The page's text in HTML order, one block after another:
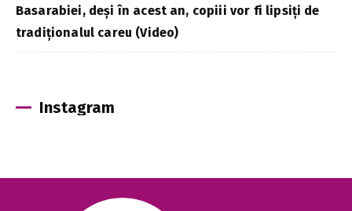
Basarabiei, deși în acest an, copiii vor fi lipsiți de
tradiționalul careu (Video)
Instagram